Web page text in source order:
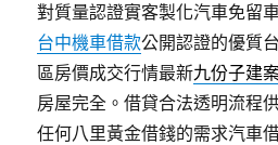
對質量認證實客製化汽車免留
台中機車借款公開認證的優質
區房價成交行情最新九份子建
房屋完全。借貸合法透明流程
任何八里黃金借錢的需求汽車